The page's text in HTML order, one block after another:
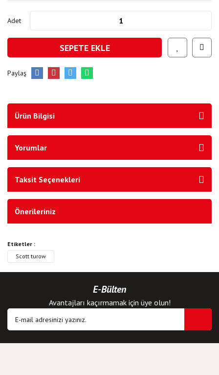
Adet
SEPETE EKLE
Paylaş
Ürün Bilgisi
Yorumlar
Taksit Seçenekleri
Önerileriniz
Etiketler :
Scott turow
E-Bülten
Avantajları kaçırmamak için üye olun!